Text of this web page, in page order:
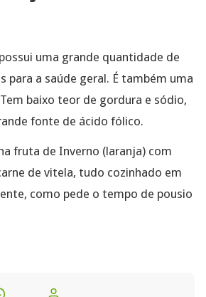
uma grande quantidade de
para a saúde geral. É também uma
baixo teor de gordura e sódio,
fonte de ácido fólico.
fruta de Inverno (laranja) com
de vitela, tudo cozinhado em
como pede o tempo de pousio